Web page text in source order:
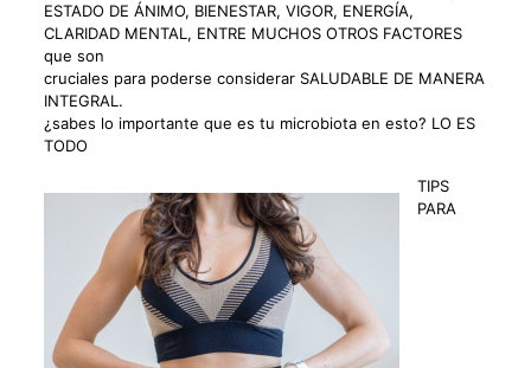
ESTADO DE ÁNIMO, BIENESTAR, VIGOR, ENERGÍA,
CLARIDAD MENTAL, ENTRE MUCHOS OTROS FACTORES
que son
cruciales para poderse considerar SALUDABLE DE MANERA
INTEGRAL.
¿sabes lo importante que es tu microbiota en esto? LO ES
TODO
TIPS
PARA